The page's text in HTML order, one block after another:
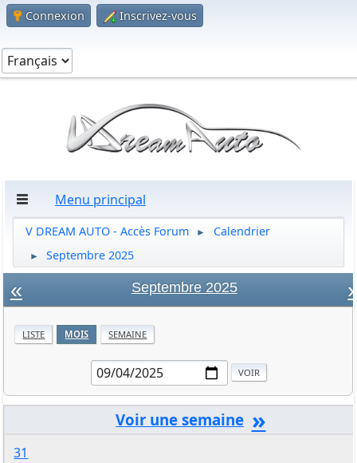
Connexion Inscrivez-vous
Menu principal
V DREAM AUTO - Accès Forum ► Calendrier
► Septembre 2025
« »
Septembre 2025
LISTE MOIS SEMAINE
»
31